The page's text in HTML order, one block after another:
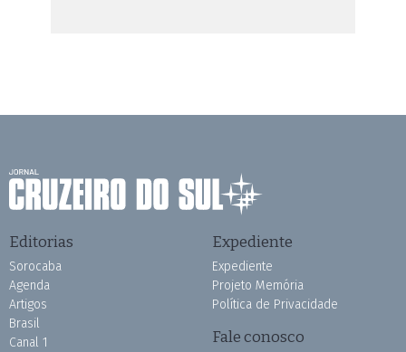
Editorias
Sorocaba
Agenda
Artigos
Brasil
Canal 1
Expediente
Expediente
Projeto Memória
Política de Privacidade
Fale conosco